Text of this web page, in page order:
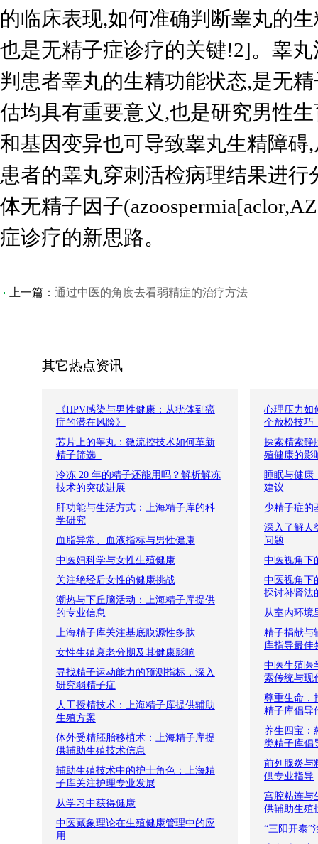
的临床表现,如何准确判断睾丸的
也是无精子症诊疗的关键!2]。睾
判患者睾丸的生精功能状态,是无
估均具有重要意义,也是研究男性
和基因变异也可导致睾丸生精障
患者的睾丸穿刺活检病理结果进
体无精子因子
症诊疗的新思路。
上一篇： 通过中医的角度去看弱精症的治疗方法
其它热点资讯
《HPV感染与男性健康：从疣体到癌
症的潜在风险》
芯片上的睾丸：微流控技术如何革新
精子筛选​ ​ ​
冷冻 20 年的精子还能用吗？解析解冻
技术的突破进展​ ​
肝功能与生活方式：上海精子库的科
学研究
血脂异常、血液指标与男性健康
中医妇科学与女性生殖健康
关注绝经后女性的健康挑战
潮热与下丘脑活动：上海精子库提供
的专业信息
上海精子库关注基底膜源性多肽
女性生殖衰老分期及其健康影响
寻找精子运动能力的预测指标，深入
研究弱精子症
人工授精技术：上海精子库提供辅助
生殖方案
体外受精胚胎移植术：上海精子库提
供辅助生殖技术信息
辅助生殖技术中的护士角色：上海精
子库关注护理专业发展
从学习中获得健康
中医藏象理论在生殖健康管理中的应
用
心理压力如
个放松技巧
探索精索静
殖健康的影
睡眠与健康
建议
少精子症的
深入了解人
问题
中医视角下
中医视角下
探讨补肾法
从室内环境
精子捐献与
库指导最佳
中医生殖医
索传统与现
尊重生命，
精子库倡导
养生四宝
类精子库倡
前列腺炎与
供专业指导
宫腔粘连与
供辅助生殖
“三阳开泰”